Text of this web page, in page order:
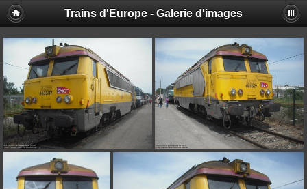
Trains d'Europe - Galerie d'images